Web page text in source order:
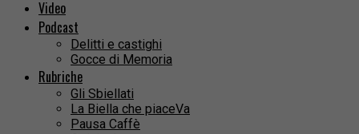
Video
Podcast
Delitti e castighi
Gocce di Memoria
Rubriche
Gli Sbiellati
La Biella che piaceVa
Pausa Caffè